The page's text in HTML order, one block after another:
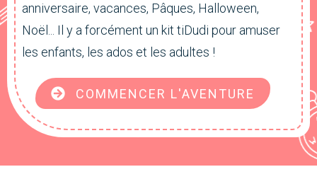
anniversaire, vacances, Pâques, Halloween,
Noël... Il y a forcément un kit tiDudi pour amuser
les enfants, les ados et les adultes !
COMMENCER L'AVENTURE